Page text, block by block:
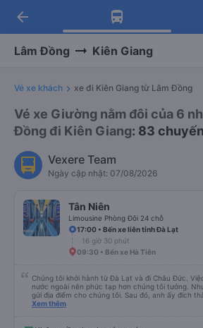
Tải app Vexere ngay!
Nhận ưu đãi thành viên độc
Tải app Vexere
-30k/ghế khi đặt vé máy
arrow_back
Lâm Đồng Kiên Giang
Vé xe khách xe đi Kiên Giang từ Lâm Đồng
Vé xe Giường nằm đôi của 6
Đồng đi Kiên Giang: 83
Vexere Team
Ngày cập nhật: 07/08/2026
Tân Niên
Limousine Phòng Đôi 24 chỗ
17:00 • Bến xe liên tỉnh Đà Lạt
16 giờ 30 phút
09:30 • Bến xe Hà Tiên
Chúng tôi khởi hành từ Đà Lạt và đi Châu Đức.
nước ngoài nên phức tạp hơn chúng tôi tưởng.
gửi địa điểm cho chúng tôi. Sau đó, anh ấy đích
lần đầu tiên đi xe giường nằm với hai đứa trẻ nhỏ
Xem thêm